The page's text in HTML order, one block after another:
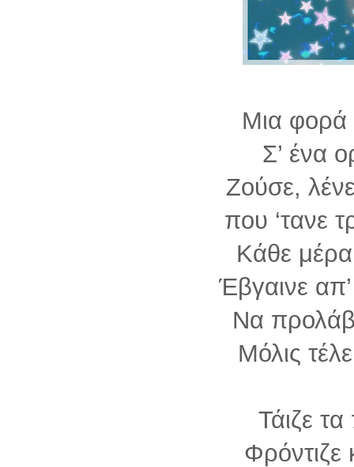
Μια φορά
Σ’ ένα
Ζούσε,
που ‘τανε
Κάθε
Έβγαινε
Να
Μόλις
Τάιζε
Φρόντιζε